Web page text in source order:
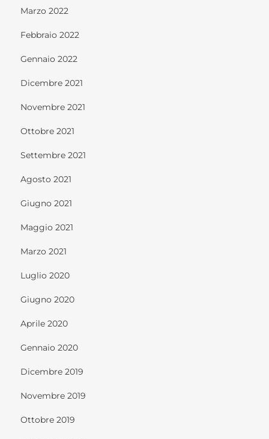
Marzo 2022
Febbraio 2022
Gennaio 2022
Dicembre 2021
Novembre 2021
Ottobre 2021
Settembre 2021
Agosto 2021
Giugno 2021
Maggio 2021
Marzo 2021
Luglio 2020
Giugno 2020
Aprile 2020
Gennaio 2020
Dicembre 2019
Novembre 2019
Ottobre 2019